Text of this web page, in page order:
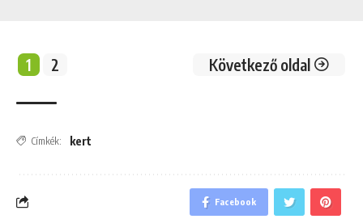
1 2 Következő oldal
Címkék: kert
Facebook